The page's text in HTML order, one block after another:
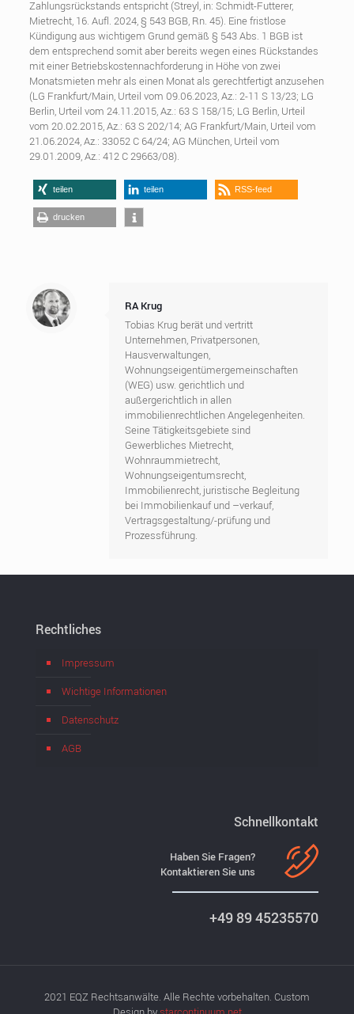
Zahlungsrückstands entspricht (Streyl, in: Schmidt-Futterer,
Mietrecht, 16. Aufl. 2024, § 543 BGB, Rn. 45). Eine fristlose
Kündigung aus wichtigem Grund gemäß § 543 Abs. 1 BGB ist
dem entsprechend somit aber bereits wegen eines Rückstandes
mit einer Betriebskostennachforderung in Höhe von zwei
Monatsmieten mehr als einen Monat als gerechtfertigt anzusehen
(LG Frankfurt/Main, Urteil vom 09.06.2023, Az.: 2-11 S 13/23; LG
Berlin, Urteil vom 24.11.2015, Az.: 63 S 158/15; LG Berlin, Urteil
vom 20.02.2015, Az.: 63 S 202/14; AG Frankfurt/Main, Urteil vom
21.06.2024, Az.: 33052 C 64/24; AG München, Urteil vom
29.01.2009, Az.: 412 C 29663/08).
teilen teilen RSS-feed
drucken
RA Krug
Tobias Krug berät und vertritt
Unternehmen, Privatpersonen,
Hausverwaltungen,
Wohnungseigentümergemeinschaften
(WEG) usw. gerichtlich und
außergerichtlich in allen
immobilienrechtlichen Angelegenheiten.
Seine Tätigkeitsgebiete sind
Gewerbliches Mietrecht,
Wohnraummietrecht,
Wohnungseigentumsrecht,
Immobilienrecht, juristische Begleitung
bei Immobilienkauf und –verkauf,
Vertragsgestaltung/-prüfung und
Prozessführung.
Rechtliches
Impressum
Wichtige Informationen
Datenschutz
AGB
Schnellkontakt
Haben Sie Fragen?
Kontaktieren Sie uns
+49 89 45235570
2021 EQZ Rechtsanwälte. Alle Rechte vorbehalten. Custom